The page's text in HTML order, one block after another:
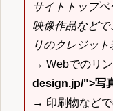
サイトトップ
映像作品など
りのクレジット
→ Webでのリ
design.jp/">写
→ 印刷物などで